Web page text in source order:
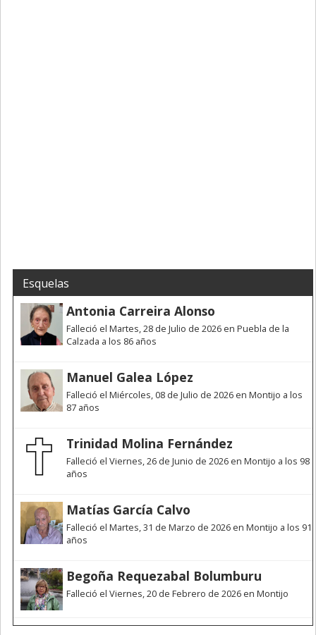
Esquelas
Antonia Carreira Alonso
Falleció el Martes, 28 de Julio de 2026 en Puebla de la
Calzada a los 86 años
Manuel Galea López
Falleció el Miércoles, 08 de Julio de 2026 en Montijo a los
87 años
Trinidad Molina Fernández
Falleció el Viernes, 26 de Junio de 2026 en Montijo a los 98
años
Matías García Calvo
Falleció el Martes, 31 de Marzo de 2026 en Montijo a los 91
años
Begoña Requezabal Bolumburu
Falleció el Viernes, 20 de Febrero de 2026 en Montijo